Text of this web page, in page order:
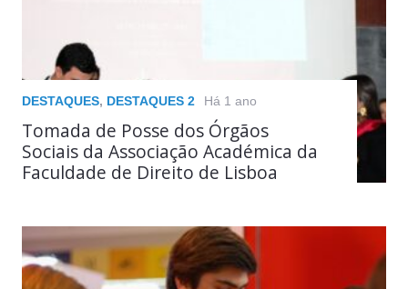
DESTAQUES, DESTAQUES 2 Há 1 ano
Tomada de Posse dos Órgãos
Sociais da Associação Académica da
Faculdade de Direito de Lisboa